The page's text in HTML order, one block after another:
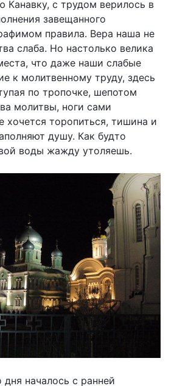
Канавку, с трудом верилось в
завещанного
правила. Вера наша не
слаба. Но настолько велика
что даже наши слабые
к молитвенному труду, здесь
по тропочке, шепотом
молитвы, ноги сами
хочется торопиться, тишина и
душу. Как будто
воды жажду утоляешь.
началось с ранней